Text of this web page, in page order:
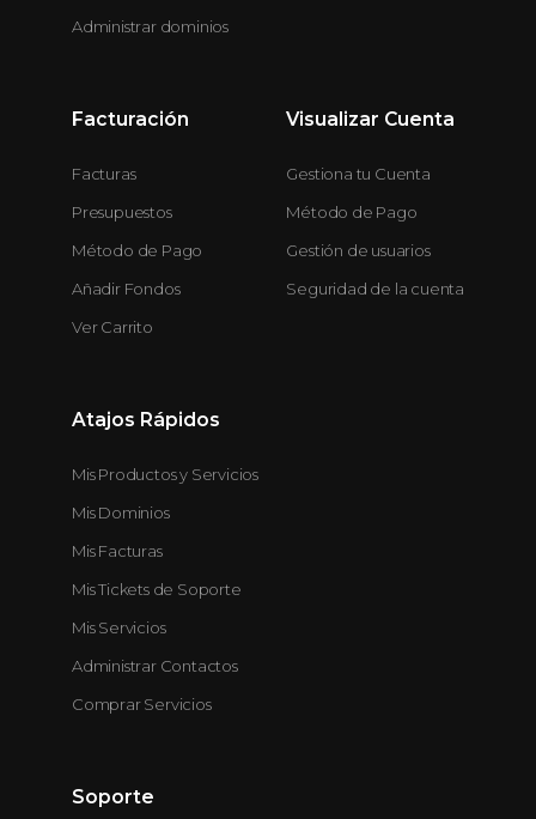
Administrar dominios
Facturación
Facturas
Presupuestos
Método de Pago
Añadir Fondos
Ver Carrito
Visualizar Cuenta
Gestiona tu Cuenta
Método de Pago
Gestión de usuarios
Seguridad de la cuenta
Atajos Rápidos
Mis Productos y Servicios
Mis Dominios
Mis Facturas
Mis Tickets de Soporte
Mis Servicios
Administrar Contactos
Comprar Servicios
Soporte